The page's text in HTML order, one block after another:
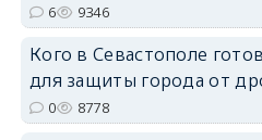
6 9346
Кого в Севастополе
для защиты города от
0 8778